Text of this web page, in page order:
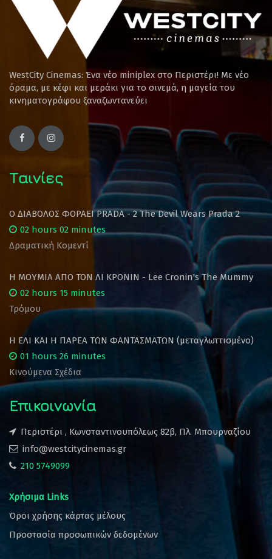
WestCity Cinemas: Ένα νέο miniplex στο Περιστέρι! Mε νέο
όραμα, με κέφι και μεράκι για το σινεμά, η μαγεία του
κινηματογράφου ξαναζωντανεύει
Ταινίες
Ο ΔΙΑΒΟΛΟΣ ΦΟΡΑΕΙ PRADA - 2 The Devil Wears Prada 2
02 hours 02 minutes
Δραματική Κομεντί
Η ΜΟΥΜΙΑ ΑΠΟ ΤΟΝ ΛΙ ΚΡΟΝΙΝ - Lee Cronin's The Mummy
02 hours 15 minutes
Τρόμου
Η ΕΛΙ ΚΑΙ Η ΠΑΡΕΑ ΤΩΝ ΦΑΝΤΑΣΜΑΤΩΝ (μεταγλωττισμένο)
01 hours 26 minutes
Κινούμενα Σχέδια
Επικοινωνία
Περιστέρι , Κωνσταντινουπόλεως 82β, Πλ. Μπουρναζίου
info@westcitycinemas.gr
210 5749099
Χρήσιμα Links
Όροι χρήσης κάρτας μέλους
Προστασία προσωπικών δεδομένων